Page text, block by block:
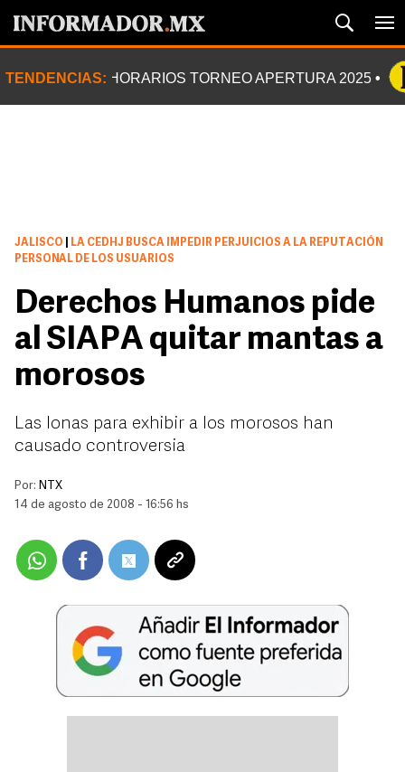
TENDENCIAS: HORARIOS TORNEO APERTURA 2025
JALISCO
LA CEDHJ BUSCA IMPEDIR PERJUICIOS A LA REPUTACIÓN
PERSONAL DE LOS USUARIOS
Derechos Humanos pide
al SIAPA quitar mantas a
morosos
Las lonas para exhibir a los morosos han
causado controversia
Por: NTX
14 de agosto de 2008 - 16:56 hs